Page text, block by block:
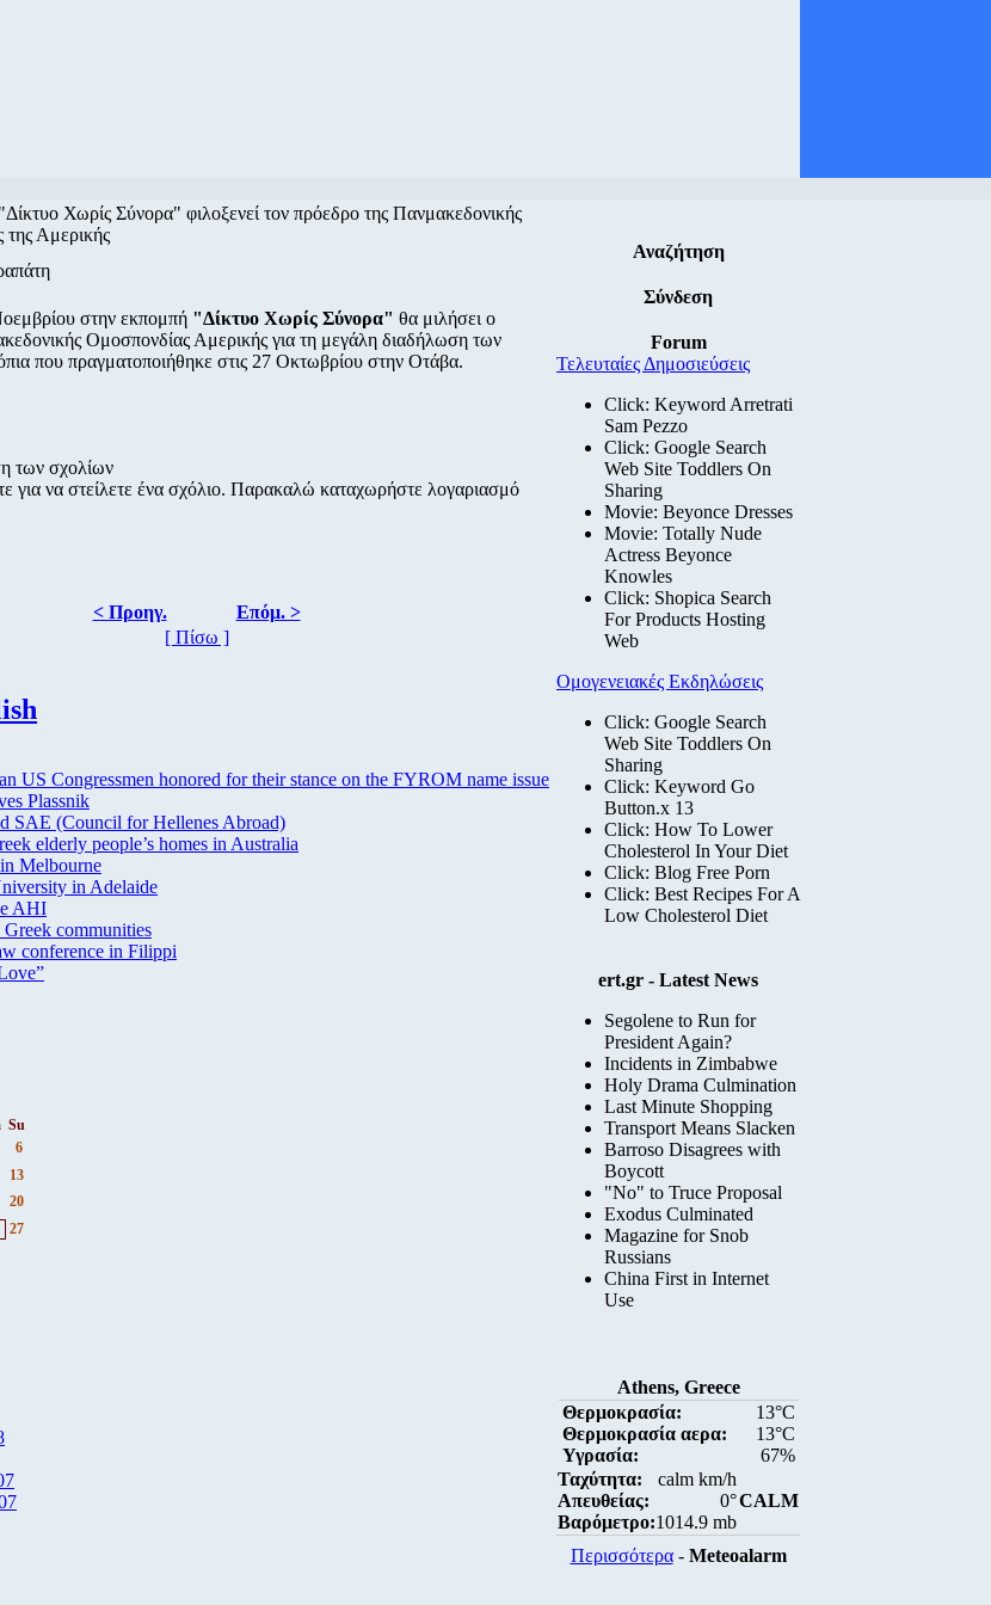
Χωρίς Σύνορα" φιλοξενεί τον πρόεδρο της Πανμακεδονικής
της Αμερικής
στην εκπομπή "Δίκτυο Χωρίς Σύνορα" θα μιλήσει ο
Ομοσπονδίας Αμερικής για τη μεγάλη διαδήλωση των
που πραγματοποιήθηκε στις 27 Οκτωβρίου στην Οτάβα.
των σχολίων
για να στείλετε ένα σχόλιο. Παρακαλώ καταχωρήστε λογαριασμό
< Προηγ.
Επόμ. >
[ Πίσω ]
US Congressmen honored for their stance on the FYROM name issue
Plassnik
SAE (Council for Hellenes Abroad)
elderly people’s homes in Australia
Melbourne
in Adelaide
AHI
communities
conference in Filippi
Su
6
13
20
27
Αναζήτηση
Σύνδεση
Forum
Τελευταίες Δημοσιεύσεις
Click: Keyword Arretrati
Sam Pezzo
Click: Google Search
Web Site Toddlers On
Sharing
Movie: Beyonce Dresses
Movie: Totally Nude
Actress Beyonce
Knowles
Click: Shopica Search
For Products Hosting
Web
Ομογενειακές Εκδηλώσεις
Click: Google Search
Web Site Toddlers On
Sharing
Click: Keyword Go
Button.x 13
Click: How To Lower
Cholesterol In Your Diet
Click: Blog Free Porn
Click: Best Recipes For A
Low Cholesterol Diet
ert.gr - Latest News
Segolene to Run for
President Again?
Incidents in Zimbabwe
Holy Drama Culmination
Last Minute Shopping
Transport Means Slacken
Barroso Disagrees with
Boycott
"No" to Truce Proposal
Exodus Culminated
Magazine for Snob
Russians
China First in Internet
Use
Athens, Greece
Θερμοκρασία:
13°C
Θερμοκρασία αερα:
13°C
Υγρασία:
67%
Ταχύτητα:
calm km/h
Απευθείας:
0°
Βαρόμετρο:1014.9 mb
CALM
Περισσότερα- Meteoalarm